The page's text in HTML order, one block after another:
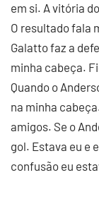
em si. A vitória
O resultado fala
Galatto faz a
minha cabeça.
Quando o
na minha
amigos. Se o
gol. Estava eu e
confusão eu